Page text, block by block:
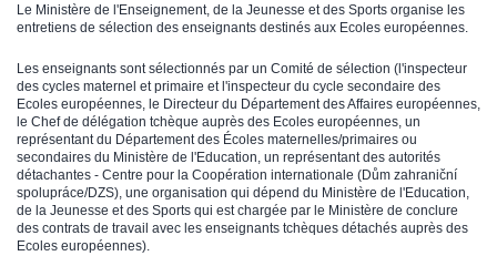
Le Ministère de l'Enseignement, de la Jeunesse et des Sports organise les
entretiens de sélection des enseignants destinés aux Ecoles européennes.
Les enseignants sont sélectionnés par un Comité de sélection (l'inspecteur
des cycles maternel et primaire et l'inspecteur du cycle secondaire des
Ecoles européennes, le Directeur du Département des Affaires européennes,
le Chef de délégation tchèque auprès des Ecoles européennes, un
représentant du Département des Écoles maternelles/primaires ou
secondaires du Ministère de l'Education, un représentant des autorités
détachantes - Centre pour la Coopération internationale (Dům zahraniční
spolupráce/DZS), une organisation qui dépend du Ministère de l'Education,
de la Jeunesse et des Sports qui est chargée par le Ministère de conclure
des contrats de travail avec les enseignants tchèques détachés auprès des
Ecoles européennes).